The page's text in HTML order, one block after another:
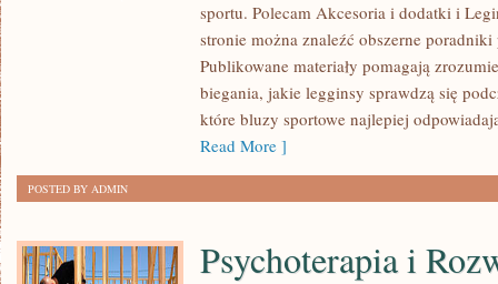
BIELIZNA
SPORTOWA
sportu. Polecam Akcesoria i dodatki i
stronie można znaleźć obszerne
Publikowane materiały pomagają
biegania, jakie legginsy sprawdzą się
które bluzy sportowe najlepiej
Read More ]
POSTED BY ADMIN
Psychoterapia i